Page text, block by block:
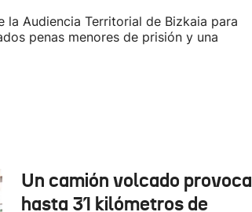
la Audiencia Territorial de Bizkaia para
penas menores de prisión y una
Un camión volcado provoca
hasta 31 kilómetros de